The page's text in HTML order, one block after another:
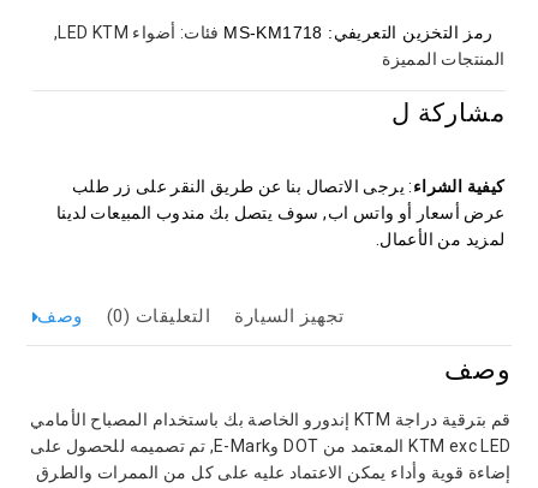
رمز التخزين التعريفي: MS-KM1718 فئات: أضواء LED KTM
,
المنتجات المميزة
مشاركة ل
كيفية الشراء: يرجى الاتصال بنا عن طريق النقر على زر طلب
عرض أسعار أو واتس اب, سوف يتصل بك مندوب المبيعات لدينا
لمزيد من الأعمال.
وصف التعليقات (0) تجهيز السيارة
وصف
قم بترقية دراجة KTM إندورو الخاصة بك باستخدام المصباح الأمامي
KTM exc LED المعتمد من DOT وE-Mark, تم تصميمه للحصول على
إضاءة قوية وأداء يمكن الاعتماد عليه على كل من الممرات والطرق